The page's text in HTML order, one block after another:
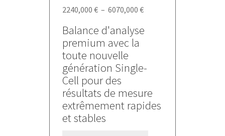
2240,000 € – 6070,000 €Plage
prix :
6070,000 €
Balance d'analyse
premium avec la
toute nouvelle
génération Single-
Cell pour des
résultats de mesure
extrêmement rapides
et stables